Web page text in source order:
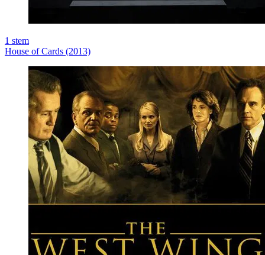
1 stem
House of Cards (2013)